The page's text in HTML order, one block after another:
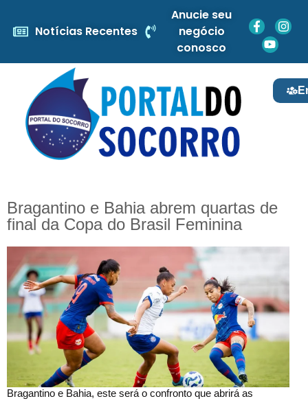
Notícias Recentes
Anucie seu
negócio
conosco
Bragantino e Bahia abrem quartas de
final da Copa do Brasil Feminina
Bragantino e Bahia, este será o confronto que abrirá as